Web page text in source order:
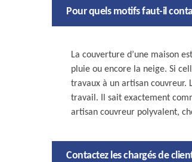
Pour quels motifs faut-il
La couverture d’une maison
pluie ou encore la neige. Si
travaux à un artisan couvreur.
travail. Il sait exactement
artisan couvreur polyvalent,
Contactez les chargés de